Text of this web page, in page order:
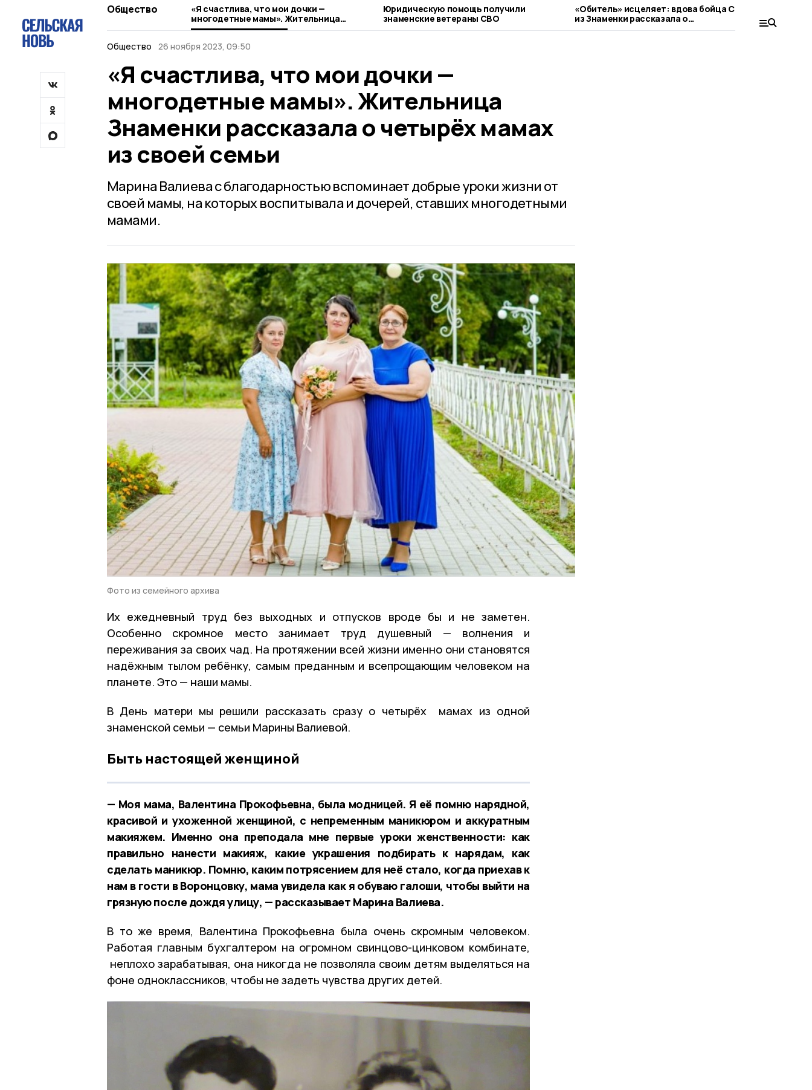
Общество
«Я счастлива, что мои дочки —
многодетные мамы». Жительница
Знаменки рассказала о четырёх мамах из
Юридическую помощь получили
знаменские ветераны СВО
«Обитель» исцеляет: вдова бойца СВО
из Знаменки рассказала о
паломническом центре
Общество 26 ноября 2023, 09:50
«Я счастлива, что мои дочки —
многодетные мамы». Жительница
Знаменки рассказала о четырёх мамах
из своей семьи
Марина Валиева с благодарностью вспоминает добрые уроки жизни от
своей мамы, на которых воспитывала и дочерей, ставших многодетными
мамами.
Фото из семейного архива
Их ежедневный труд без выходных и отпусков вроде бы и не заметен.
Особенно скромное место занимает труд душевный — волнения и
переживания за своих чад. На протяжении всей жизни именно они становятся
надёжным тылом ребёнку, самым преданным и всепрощающим человеком на
планете. Это — наши мамы.
В День матери мы решили рассказать сразу о четырёх мамах из одной
знаменской семьи — семьи Марины Валиевой.
Быть настоящей женщиной
— Моя мама, Валентина Прокофьевна, была модницей. Я её помню нарядной,
красивой и ухоженной женщиной, с непременным маникюром и аккуратным
макияжем. Именно она преподала мне первые уроки женственности: как
правильно нанести макияж, какие украшения подбирать к нарядам, как
сделать маникюр. Помню, каким потрясением для неё стало, когда приехав к
нам в гости в Воронцовку, мама увидела как я обуваю галоши, чтобы выйти на
грязную после дождя улицу, — рассказывает Марина Валиева.
В то же время, Валентина Прокофьевна была очень скромным человеком.
Работая главным бухгалтером на огромном свинцово-цинковом комбинате,
неплохо зарабатывая, она никогда не позволяла своим детям выделяться на
фоне одноклассников, чтобы не задеть чувства других детей.